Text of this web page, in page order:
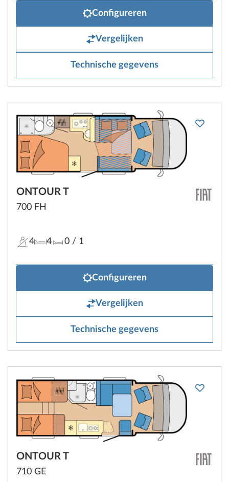
Configureren
Vergelijken
Technische gegevens
ONTOUR T
700 FH
4 4 0/ 1
Configureren
Vergelijken
Technische gegevens
ONTOUR T
710 GE